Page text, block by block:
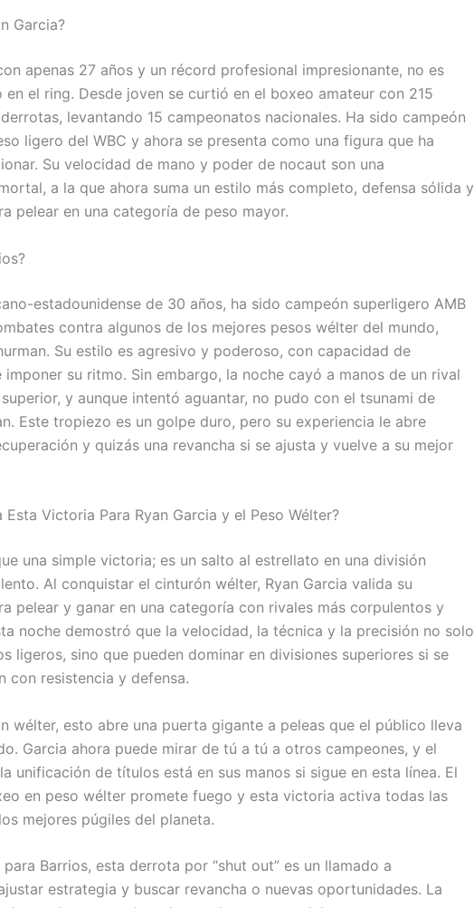
Garcia?
apenas 27 años y un récord profesional impresionante, no es
en el ring. Desde joven se curtió en el boxeo amateur con 215
levantando 15 campeonatos nacionales. Ha sido campeón
ligero del WBC y ahora se presenta como una figura que ha
Su velocidad de mano y poder de nocaut son una
a la que ahora suma un estilo más completo, defensa sólida y
pelear en una categoría de peso mayor.
estadounidense de 30 años, ha sido campeón superligero AMB
contra algunos de los mejores pesos wélter del mundo,
Su estilo es agresivo y poderoso, con capacidad de
imponer su ritmo. Sin embargo, la noche cayó a manos de un rival
y aunque intentó aguantar, no pudo con el tsunami de
Este tropiezo es un golpe duro, pero su experiencia le abre
y quizás una revancha si se ajusta y vuelve a su mejor
Esta Victoria Para Ryan Garcia y el Peso Wélter?
una simple victoria; es un salto al estrellato en una división
Al conquistar el cinturón wélter, Ryan Garcia valida su
pelear y ganar en una categoría con rivales más corpulentos y
noche demostró que la velocidad, la técnica y la precisión no solo
ligeros, sino que pueden dominar en divisiones superiores si se
con resistencia y defensa.
wélter, esto abre una puerta gigante a peleas que el público lleva
Garcia ahora puede mirar de tú a tú a otros campeones, y el
unificación de títulos está en sus manos si sigue en esta línea. El
en peso wélter promete fuego y esta victoria activa todas las
mejores púgiles del planeta.
Barrios, esta derrota por “shut out” es un llamado a
estrategia y buscar revancha o nuevas oportunidades. La